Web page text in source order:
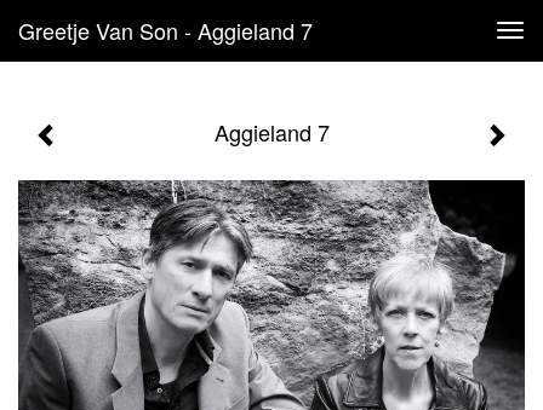
Greetje Van Son - Aggieland 7
Aggieland 7